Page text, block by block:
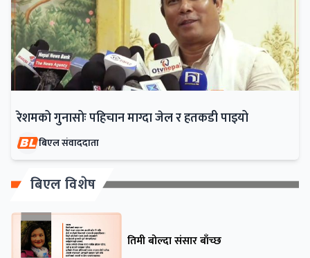
रेशमको गुनासोः पहिचान माग्दा जेल र हतकडी पाइयो
बिएल संवाददाता
बिएल विशेष
तिमी बोल्दा संसार बाँच्छ